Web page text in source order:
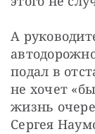
А
подал в
не хочет
жизнь
Сергея